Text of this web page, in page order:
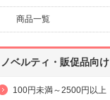
商品一覧
ノベルティ・販促品向け
100円未満～2500円以上